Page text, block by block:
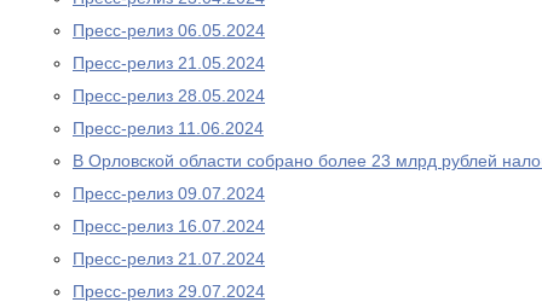
Пресс-релиз 06.05.2024
Пресс-релиз 21.05.2024
Пресс-релиз 28.05.2024
Пресс-релиз 11.06.2024
В Орловской области собрано более 23 млрд рублей
Пресс-релиз 09.07.2024
Пресс-релиз 16.07.2024
Пресс-релиз 21.07.2024
Пресс-релиз 29.07.2024